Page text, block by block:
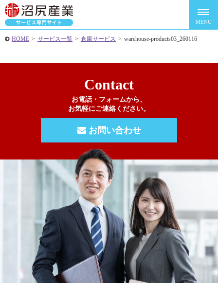
HOME > サービス一覧 > 倉庫サービス > warehouse-products03_260116
Contact
お電話・フォームから、
お気軽にご連絡ください。
お問い合わせ